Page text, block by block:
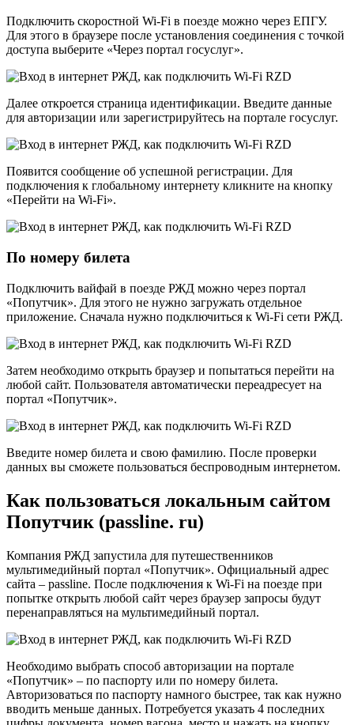
Подключить скоростной Wi-Fi в поезде можно через ЕПГУ.
Для этого в браузере после установления соединения с точкой
доступа выберите «Через портал госуслуг».
Далее откроется страница идентификации. Введите данные
для авторизации или зарегистрируйтесь на портале госуслуг.
Появится сообщение об успешной регистрации. Для
подключения к глобальному интернету кликните на кнопку
«Перейти на Wi-Fi».
По номеру билета
Подключить вайфай в поезде РЖД можно через портал
«Попутчик». Для этого не нужно загружать отдельное
приложение. Сначала нужно подключиться к Wi-Fi сети РЖД.
Затем необходимо открыть браузер и попытаться перейти на
любой сайт. Пользователя автоматически переадресует на
портал «Попутчик».
Введите номер билета и свою фамилию. После проверки
данных вы сможете пользоваться беспроводным интернетом.
Как пользоваться локальным сайтом
Попутчик (passline. ru)
Компания РЖД запустила для путешественников
мультимедийный портал «Попутчик». Официальный адрес
сайта – passline. После подключения к Wi-Fi на поезде при
попытке открыть любой сайт через браузер запросы будут
перенаправляться на мультимедийный портал.
Необходимо выбрать способ авторизации на портале
«Попутчик» – по паспорту или по номеру билета.
Авторизоваться по паспорту намного быстрее, так как нужно
вводить меньше данных. Потребуется указать 4 последних